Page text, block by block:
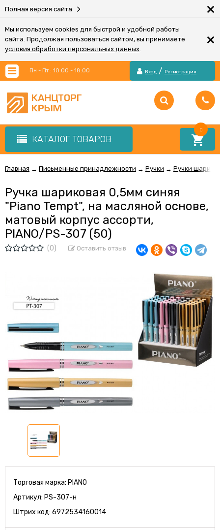
Полная версия сайта ×
Мы используем cookies для быстрой и удобной работы
сайта. Продолжая пользоваться сайтом, вы принимаете
условия обработки персональных данных.
×
Пн - Пт : 10:00 - 18:00 Вход / Регистрация
КАТАЛОГ ТОВАРОВ
0
Главная → Письменные принадлежности → Ручки → Ручки
Ручка шариковая 0,5мм синяя
"Piano Tempt", на масляной основе,
матовый корпус ассорти,
PIANO/PS-307 (50)
(0) Оставить отзыв
Торговая марка: PIANO
Артикул: PS-307-н
Штрих код: 6972534160014